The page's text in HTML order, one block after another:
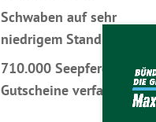
Schwaben auf sehr
niedrigem Stand
710.000 Seepferdchen-
Gutscheine verfallen